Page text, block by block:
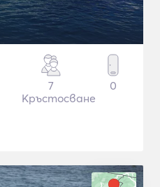
7
Кръстосване
0